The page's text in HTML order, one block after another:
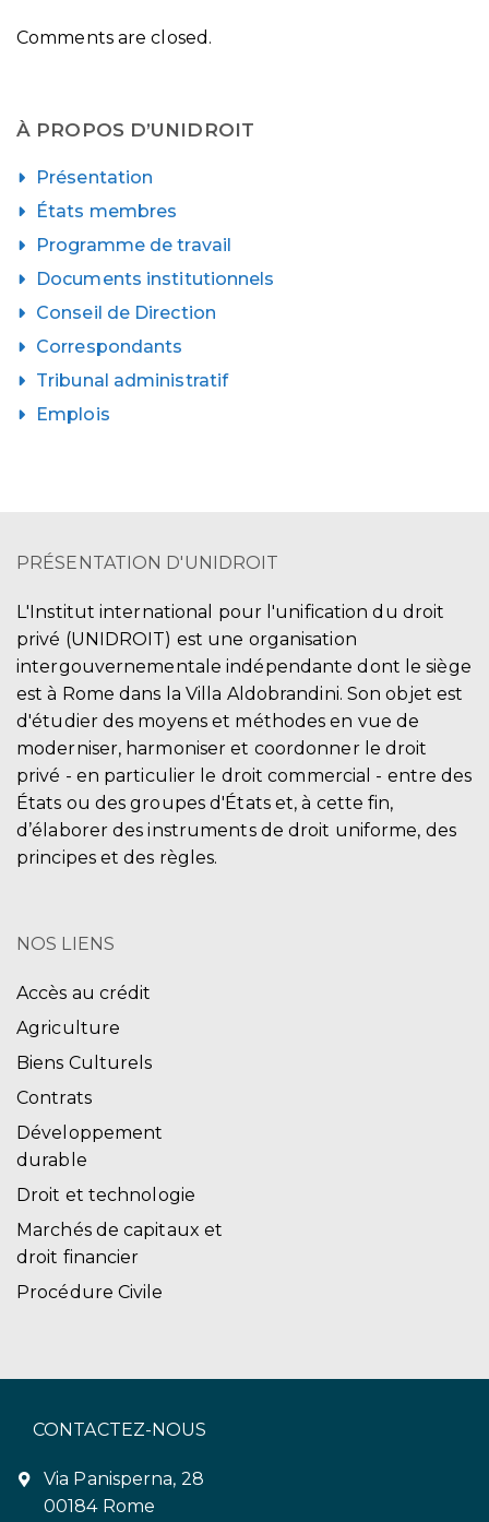
Comments are closed.
À PROPOS D’UNIDROIT
Présentation
États membres
Programme de travail
Documents institutionnels
Conseil de Direction
Correspondants
Tribunal administratif
Emplois
PRÉSENTATION D'UNIDROIT
L'Institut international pour l'unification du droit
privé (UNIDROIT) est une organisation
intergouvernementale indépendante dont le siège
est à Rome dans la Villa Aldobrandini. Son objet est
d'étudier des moyens et méthodes en vue de
moderniser, harmoniser et coordonner le droit
privé - en particulier le droit commercial - entre des
États ou des groupes d'États et, à cette fin,
d’élaborer des instruments de droit uniforme, des
principes et des règles.
NOS LIENS
Accès au crédit
Agriculture
Biens Culturels
Contrats
Développement
durable
Droit et technologie
Marchés de capitaux et
droit financier
Procédure Civile
CONTACTEZ-NOUS
Via Panisperna, 28
00184 Rome